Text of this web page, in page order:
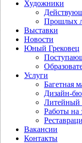
Художники
Прошлых
Выставки
Новости
Юный Грековец
Услуги
Багетная
Дизайн-
Литейный
Работы на
Вакансии
Контакты